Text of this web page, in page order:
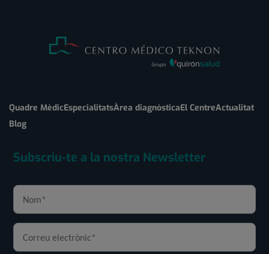
Quadre MèdicEspecialitatsÀrea diagnòsticaEl CentreActualitat
Blog
Subscriu-te a la nostra Newsletter